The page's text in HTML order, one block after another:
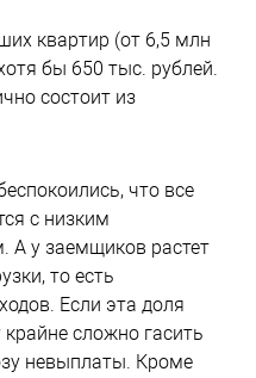
квартир (от 6,5 млн
бы 650 тыс. рублей.
состоит из
что все
с низким
А у заемщиков растет
то есть
Если эта доля
сложно гасить
невыплаты. Кроме